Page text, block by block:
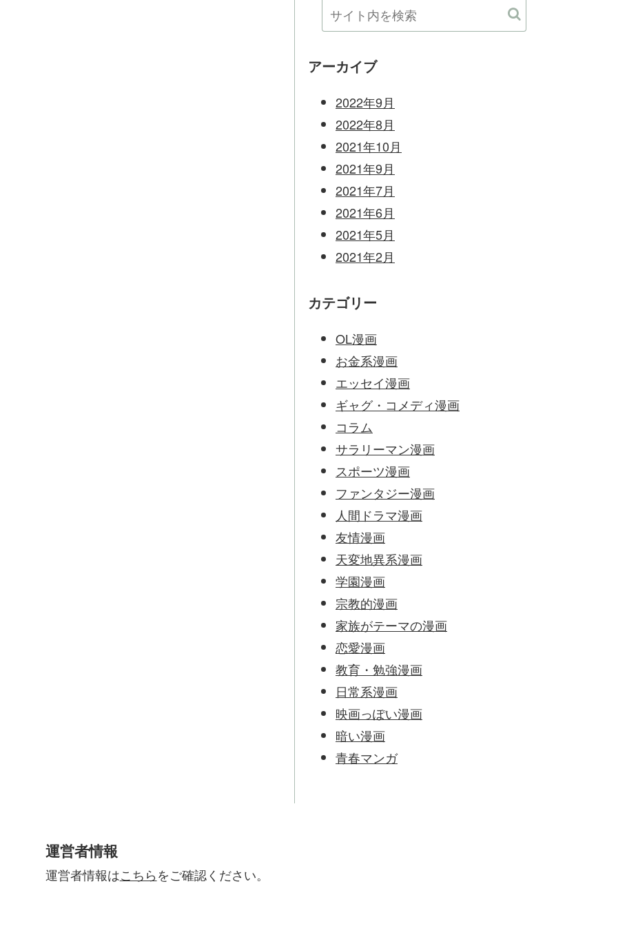
アーカイブ
2022年9月
2022年8月
2021年10月
2021年9月
2021年7月
2021年6月
2021年5月
2021年2月
カテゴリー
OL漫画
お金系漫画
エッセイ漫画
ギャグ・コメディ漫画
コラム
サラリーマン漫画
スポーツ漫画
ファンタジー漫画
人間ドラマ漫画
友情漫画
天変地異系漫画
学園漫画
宗教的漫画
家族がテーマの漫画
恋愛漫画
教育・勉強漫画
日常系漫画
映画っぽい漫画
暗い漫画
青春マンガ
運営者情報
運営者情報はこちらをご確認ください。